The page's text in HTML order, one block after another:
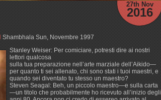
27th Nov
2016
Shambhala Sun, Novembre 1997
Stanley Weiser: Per comiciare, potresti dire ai nostri
lettori qualcosa
sulla tua preparazione nell’arte marziale dell’Aikido—
per quanto ti sei allenato, chi sono stati i tuoi maestri, e
quando sei diventato tu stesso un maestro?
Steven Seagal: Beh, un piccolo maestro—e sulla carta
—un titolo che probabilmente ho ricevuto all’inizio degli